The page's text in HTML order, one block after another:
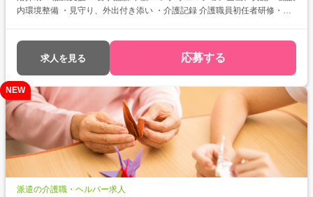
内環境整備 ・見守り、外出付き添い ・介護記録 介護職員初任者研修・実
求人を見る 応募する
NEW
派遣の介護職・ヘルパー求人